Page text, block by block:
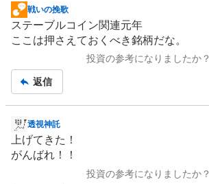
掲
示
板
戦いの挽歌
ステーブルコイン関連元年
ここは押さえておくべき銘柄だな。
投資の参考になりましたか？
返信
掲
示
板
透視神託
上げてきた！
がんばれ！！
投資の参考になりましたか？